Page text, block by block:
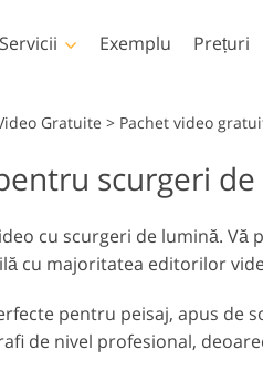
Servicii
generate de
Exemplu Prețuri
Photoshop
Photoshop
Photoshop
Photoshop
Colecții întregi
colecții
Șabloane
Carduri
Invitație
naștere
Gratuite > Pachet video
scurgeri
cu scurgeri de lumină.
cu majoritatea editorilor
pentru peisaj, apus de
de nivel profesional,